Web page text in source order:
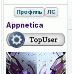
Профиль ЛС
Appnetica